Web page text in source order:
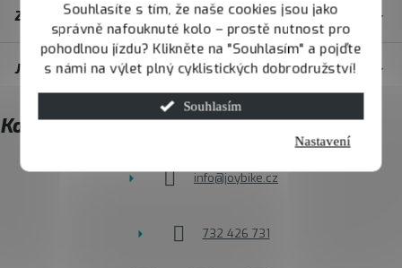
Souhlasíte s tím, že naše cookies jsou jako
správně nafouknuté kolo – prostě nutnost pro
pohodlnou jízdu? Klikněte na "Souhlasím" a pojďte
s námi na výlet plný cyklistických dobrodružství!
Souhlasím
Nastavení
t
í
Zákaznický servis
JOY.BIKE
Kontakt
info@joybike.cz
732 426 731